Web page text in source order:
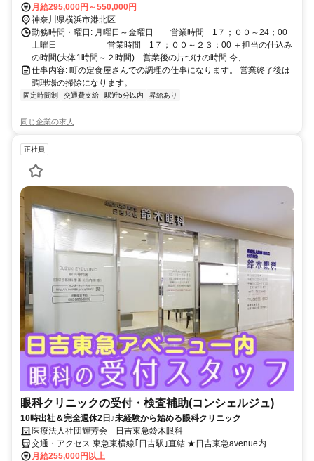
ーンライン日吉駅より徒歩３分（改札から） 東急東横線・目黒線・
東急新横浜線・東京メトロ南北線・都営三田線・相鉄線・埼玉高速鉄
道・東武東上線・西武池袋線が一応直結しています。 横浜市営地下
鉄 グリーンライン・ブルーラインも直結しています。
月給295,000円～550,000円
神奈川県横浜市港北区
勤務時間・曜日: 月曜日～金曜日 営業時間 1７；００～24；00
土曜日 営業時間 1７；００～２３；00 ＋担当の仕込み
の時間(大体1時間～２時間) 営業後の片づけの時間 今、...
仕事内容: 町の定食屋さんでの調理の仕事になります。 営業終了後は
調理場の掃除になります。
固定時間制 交通費支給 駅近5分以内 昇給あり
同じ企業の求人
正社員
眼科クリニックの受付・検査補助(コンシェルジュ)
10時出社＆完全週休2日♪未経験から始める眼科クリニック
医療法人社団輝芳会 日吉東急鈴木眼科
交通・アクセス 東急東横線｢日吉駅｣直結 ★日吉東急avenue内
月給255,000円以上